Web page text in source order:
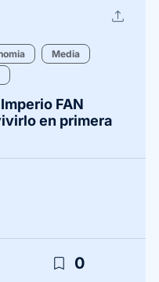
upload
Media
FAN
en primera
bookmark_border 0